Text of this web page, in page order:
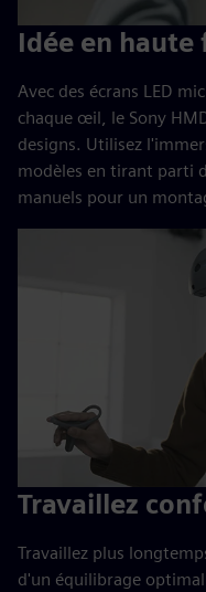
Idée en
Avec des écrans LED
chaque œil, le Sony
designs. Utilisez
modèles en tirant parti
manuels pour un
Travaillez
Travaillez plus
d'un équilibrage